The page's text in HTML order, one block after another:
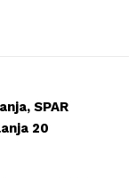
SPAR
20